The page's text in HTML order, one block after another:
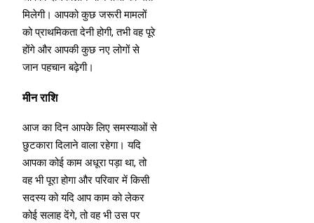
मिलेगी। आपको कुछ जरूरी मामलों
को प्राथमिकता देनी होगी, तभी वह पूरे
होंगे और आपकी कुछ नए लोगों से
जान पहचान बढ़ेगी।
मीन राशि
आज का दिन आपके लिए समस्याओं से
छुटकारा दिलाने वाला रहेगा। यदि
आपका कोई काम अधूरा पड़ा था, तो
वह भी पूरा होगा और परिवार में किसी
सदस्य को यदि आप काम को लेकर
कोई सलाह देंगे, तो वह भी उस पर